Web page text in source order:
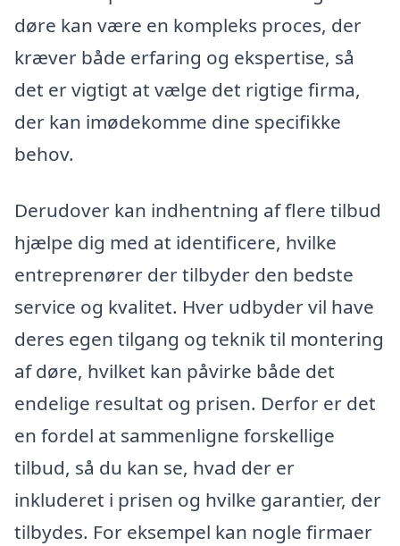
døre kan være en kompleks proces, der
kræver både erfaring og ekspertise, så
det er vigtigt at vælge det rigtige firma,
der kan imødekomme dine specifikke
behov.
Derudover kan indhentning af flere tilbud
hjælpe dig med at identificere, hvilke
entreprenører der tilbyder den bedste
service og kvalitet. Hver udbyder vil have
deres egen tilgang og teknik til montering
af døre, hvilket kan påvirke både det
endelige resultat og prisen. Derfor er det
en fordel at sammenligne forskellige
tilbud, så du kan se, hvad der er
inkluderet i prisen og hvilke garantier, der
tilbydes. For eksempel kan nogle firmaer